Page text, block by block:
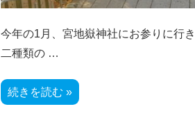
今年の1月、宮地嶽神社にお参りに行
二種類の …
初
詣
続きを読む »